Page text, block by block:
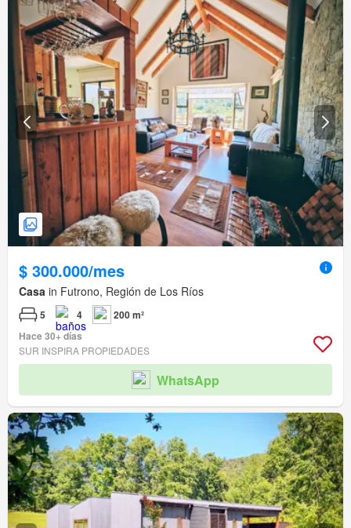
$ 300.000/mes
Casa in Futrono, Región de Los Ríos
5 4
200 m²
Hace 30+ días
SUR INSPIRA PROPIEDADES
WhatsApp